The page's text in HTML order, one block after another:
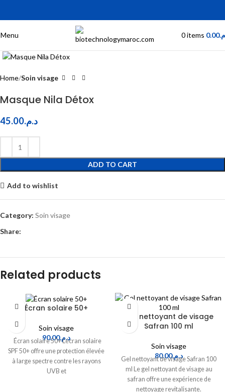
Menu 0items 0.00
Click to enlarge
Home Soin visage
Masque Nila Détox
د.م.45.00
ADD TO CART
Add to wishlist
Category: Soin visage
Share:
Related products
Écran solaire 50+
Soin visage
د.م.90.00
Écran solaire 50+ L’écran solaire
SPF 50+ offre une protection élevée
à large spectre contre les rayons
UVB et
Gel nettoyant de visage
Safran 100 ml
Soin visage
د.م.80.00
Gel nettoyant de visage Safran 100
ml Le gel nettoyant de visage au
safran offre une expérience de
nettoyage revitalisante.